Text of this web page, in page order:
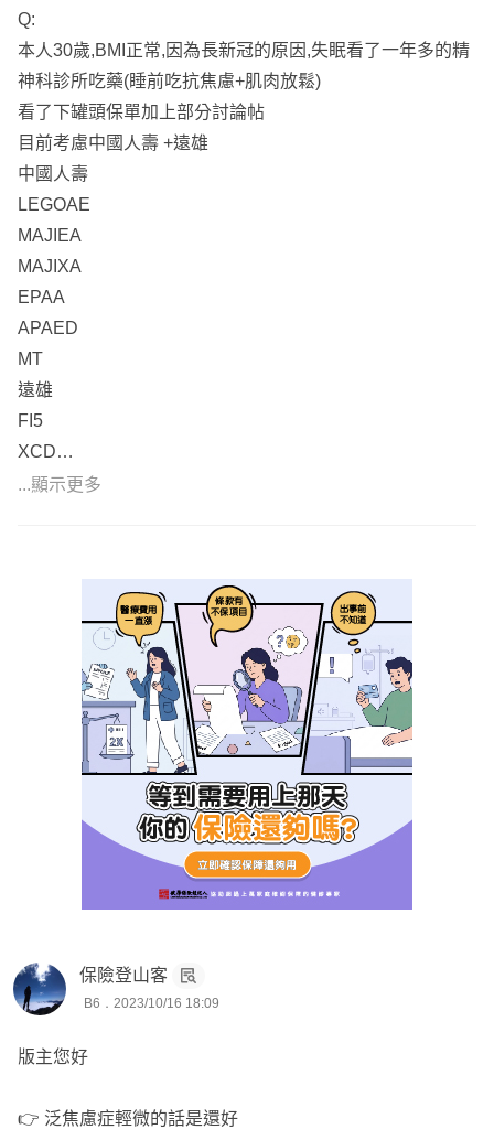
Q:
本人30歲,BMI正常,因為長新冠的原因,失眠看了一年多的精
神科診所吃藥(睡前吃抗焦慮+肌肉放鬆)
看了下罐頭保單加上部分討論帖
目前考慮中國人壽 +遠雄
中國人壽
LEGOAE
MAJIEA
MAJIXA
EPAA
APAED
MT
遠雄
FI5
XCD
聽說中國人壽會因慢性精神病減少扣打,會因我現在的問題
建保快易通只寫:F411/泛焦慮症
這個我有核保經驗
請問你在哪個地區
...顯示更多
保險登山客
B6．2023/10/16 18:09
版主您好
👉 泛焦慮症輕微的話是還好